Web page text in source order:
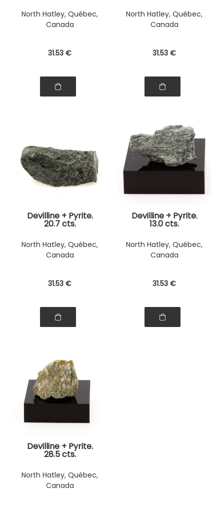
North Hatley, Québec,
Canada
31.53 €
North Hatley, Québec,
Canada
31.53 €
Devilline + Pyrite.
20.7 cts.
North Hatley, Québec,
Canada
31.53 €
Devilline + Pyrite.
13.0 cts.
North Hatley, Québec,
Canada
31.53 €
Devilline + Pyrite.
28.5 cts.
North Hatley, Québec,
Canada